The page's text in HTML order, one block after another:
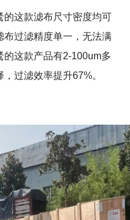
的这款滤布尺寸密度均可
布过滤精度单一，无法满
的这款产品有2-100um多
过滤效率提升67%。